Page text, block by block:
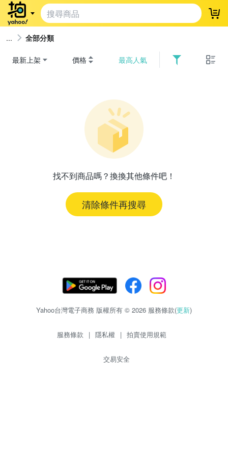
登
全部分類
最新上架 價格 最高人氣
找不到商品嗎？換換其他條件吧！
清除條件再搜尋
Yahoo台灣電子商務 版權所有 © 2026 服務條款(更新)
服務條款 | 隱私權 | 拍賣使用規範
交易安全